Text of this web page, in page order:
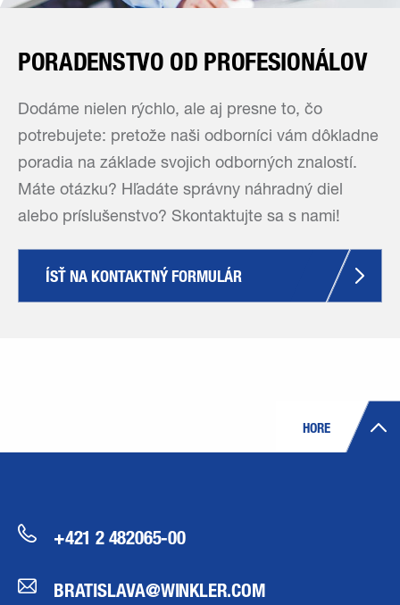
PORADENSTVO OD PROFESIONÁLOV
Dodáme nielen rýchlo, ale aj presne to, čo
potrebujete: pretože naši odborníci vám dôkladne
poradia na základe svojich odborných znalostí.
Máte otázku? Hľadáte správny náhradný diel
alebo príslušenstvo? Skontaktujte sa s nami!
ÍSŤ NA KONTAKTNÝ FORMULÁR
HORE
+421 2 482065-00
BRATISLAVA@WINKLER.COM